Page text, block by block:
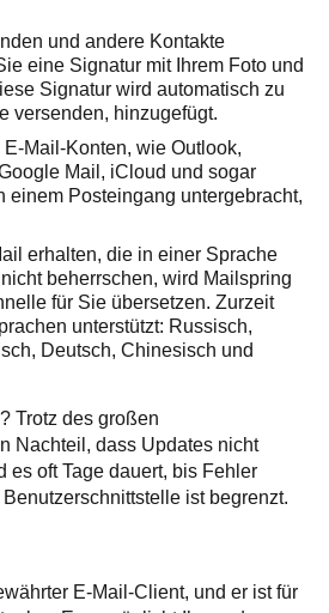
und andere Kontakte
eine Signatur mit Ihrem Foto und
Signatur wird automatisch zu
versenden, hinzugefügt.
E-Mail-Konten, wie Outlook,
Mail, iCloud und sogar
einem Posteingang untergebracht,
erhalten, die in einer Sprache
beherrschen, wird Mailspring
für Sie übersetzen. Zurzeit
unterstützt: Russisch,
Deutsch, Chinesisch und
Trotz des großen
Nachteil, dass Updates nicht
es oft Tage dauert, bis Fehler
ist begrenzt.
E-Mail-Client, und er ist für